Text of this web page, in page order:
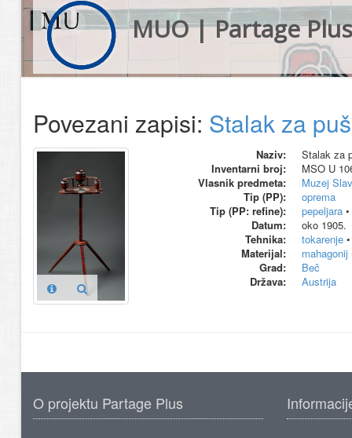
MUO | Partage Plus
Povezani zapisi: Stalak za
Naziv:
Stalak za
Inventarni broj:
MSO U
Vlasnik predmeta:
Muzej
Tip (PP):
oprema
Tip (PP: refine):
pepeljara•
Datum:
oko 1905.
Tehnika:
tokarenje
Materijal:
mahagonij
Grad:
Beč
Država:
Austrija
O projektu Partage Plus